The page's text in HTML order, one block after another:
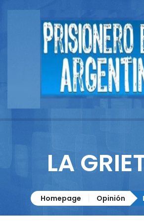
Buscador
Documentos
Columnistas
Contacto
LA
Homepage Opinión